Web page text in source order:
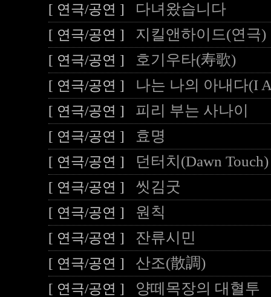
[ 연극/공연 ] 다녀왔습니다
[ 연극/공연 ] 지킬앤하이드(연극)
[ 연극/공연 ] 호기우타(寿歌)
[ 연극/공연 ] 나는 나의 아내다(I
[ 연극/공연 ] 피리 부는 사나이
[ 연극/공연 ] 효명
[ 연극/공연 ] 던터치(Dawn Touch)
[ 연극/공연 ] 씻김굿
[ 연극/공연 ] 원칙
[ 연극/공연 ] 잔류시민
[ 연극/공연 ] 산조(散調)
[ 연극/공연 ] 양떼목장의 대혈투